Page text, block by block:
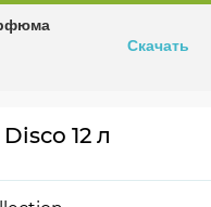
11, к. 1
12 л
Скачать